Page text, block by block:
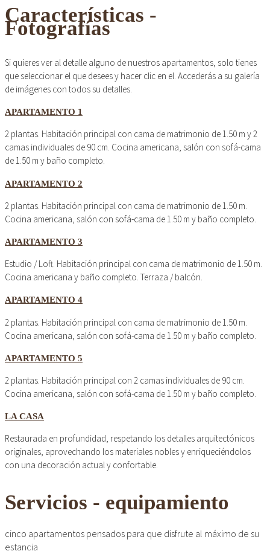
Características -
Fotografías
Si quieres ver al detalle alguno de nuestros apartamentos, solo tienes
que seleccionar el que desees y hacer clic en el. Accederás a su galería
de imágenes con todos su detalles.
APARTAMENTO 1
2 plantas. Habitación principal con cama de matrimonio de 1.50 m y 2
camas individuales de 90 cm. Cocina americana, salón con sofá-cama
de 1.50 m y baño completo.
APARTAMENTO 2
2 plantas. Habitación principal con cama de matrimonio de 1.50 m.
Cocina americana, salón con sofá-cama de 1.50 m y baño completo.
APARTAMENTO 3
Estudio / Loft. Habitación principal con cama de matrimonio de 1.50 m.
Cocina americana y baño completo. Terraza / balcón.
APARTAMENTO 4
2 plantas. Habitación principal con cama de matrimonio de 1.50 m.
Cocina americana, salón con sofá-cama de 1.50 m y baño completo.
APARTAMENTO 5
2 plantas. Habitación principal con 2 camas individuales de 90 cm.
Cocina americana, salón con sofá-cama de 1.50 m y baño completo.
LA CASA
Restaurada en profundidad, respetando los detalles arquitectónicos
originales, aprovechando los materiales nobles y enriqueciéndolos
con una decoración actual y confortable.
Servicios - equipamiento
cinco apartamentos pensados para que disfrute al máximo de su
estancia